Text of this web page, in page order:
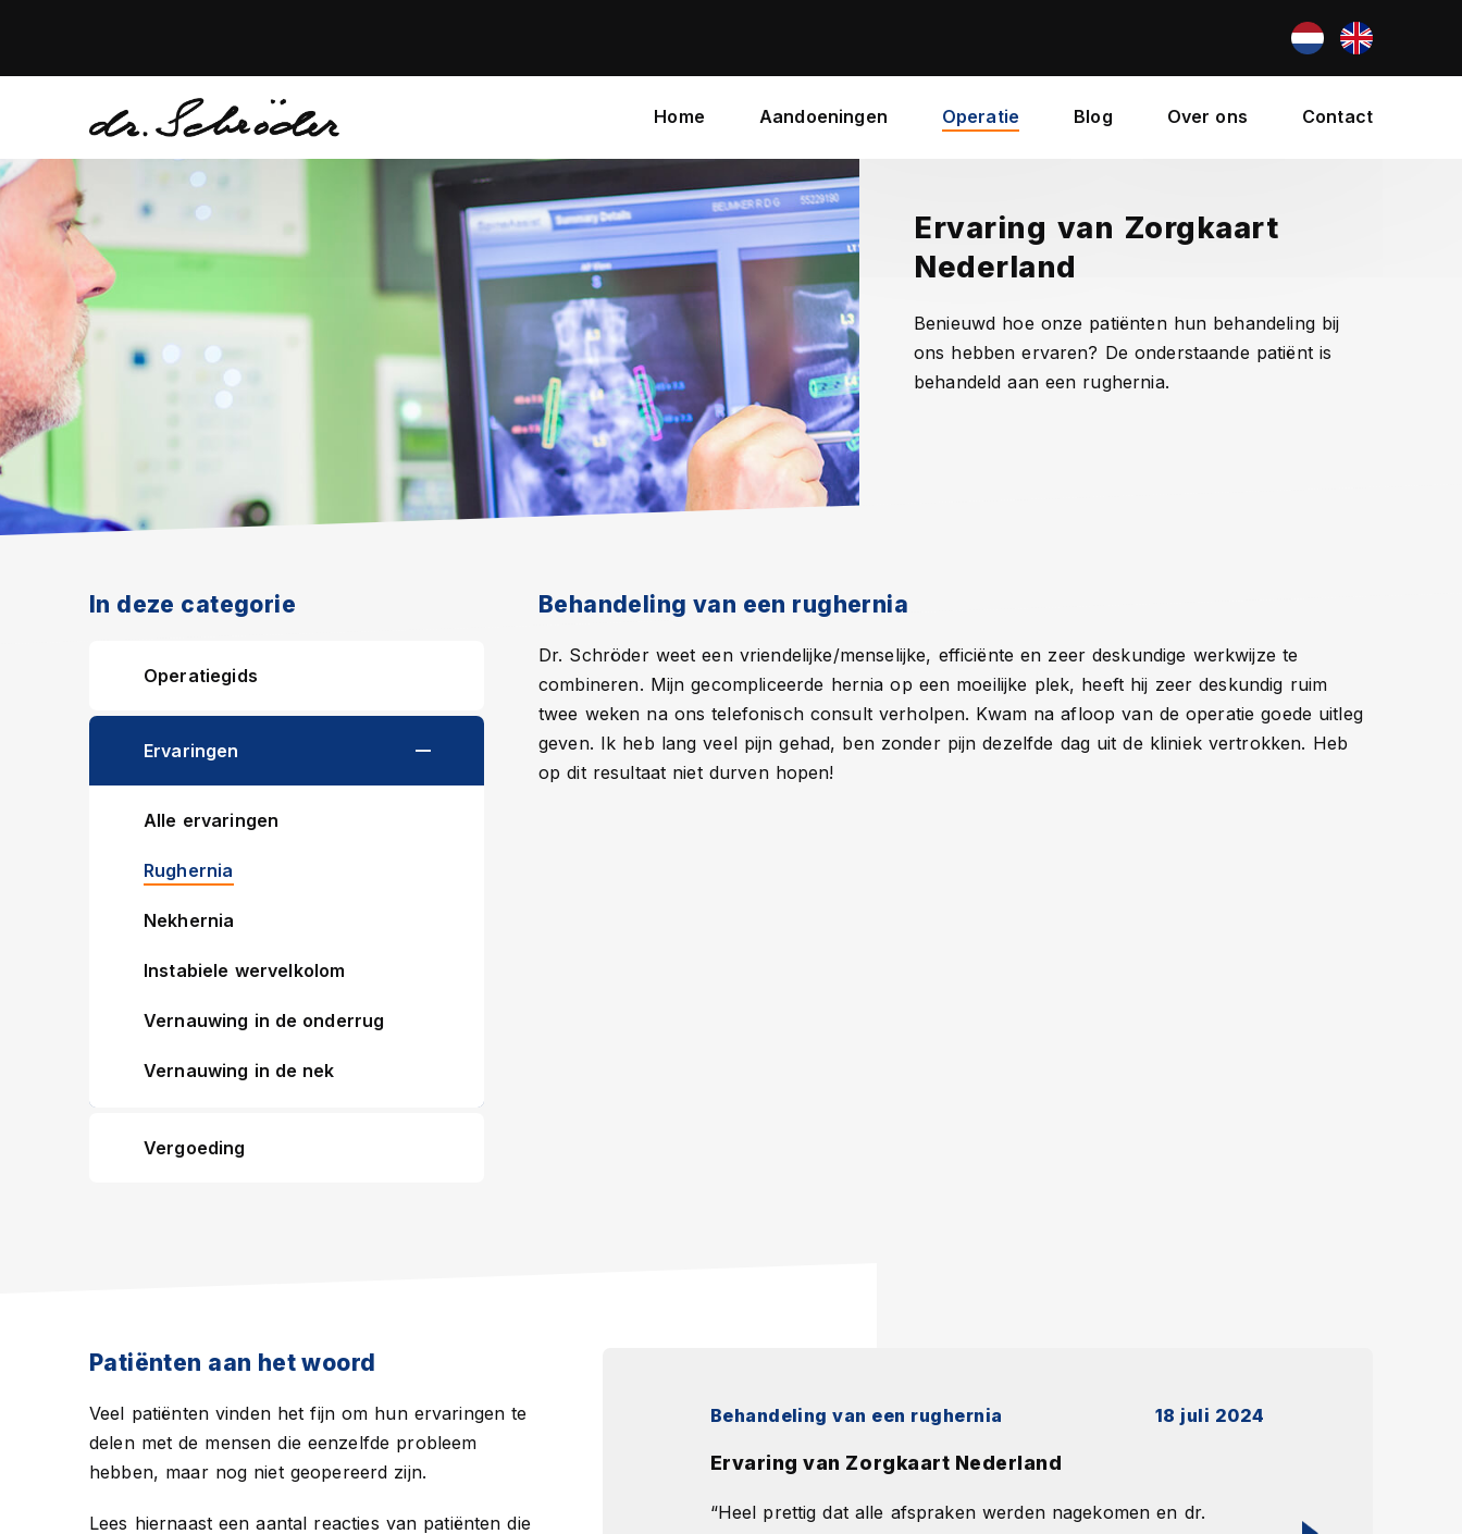
Home Aandoeningen Operatie Blog Over ons Contact
Ervaring van Zorgkaart
Nederland
Benieuwd hoe onze patiënten hun behandeling bij
ons hebben ervaren? De onderstaande patiënt is
behandeld aan een rughernia.
In deze categorie
Operatiegids
Ervaringen
Alle ervaringen
Rughernia
Nekhernia
Instabiele wervelkolom
Vernauwing in de onderrug
Vernauwing in de nek
Vergoeding
Behandeling van een rughernia
Dr. Schröder weet een vriendelijke/menselijke, efficiënte en zeer deskundige werkwijze te
combineren. Mijn gecompliceerde hernia op een moeilijke plek, heeft hij zeer deskundig ruim
twee weken na ons telefonisch consult verholpen. Kwam na afloop van de operatie goede uitleg
geven. Ik heb lang veel pijn gehad, ben zonder pijn dezelfde dag uit de kliniek vertrokken. Heb
op dit resultaat niet durven hopen!
Patiënten aan het woord
Veel patiënten vinden het fijn om hun ervaringen te
delen met de mensen die eenzelfde probleem
hebben, maar nog niet geopereerd zijn.
Lees hiernaast een aantal reacties van patiënten die
Behandeling van een rughernia 18 juli 2024
Ervaring van Zorgkaart Nederland
“Heel prettig dat alle afspraken werden nagekomen en dr.